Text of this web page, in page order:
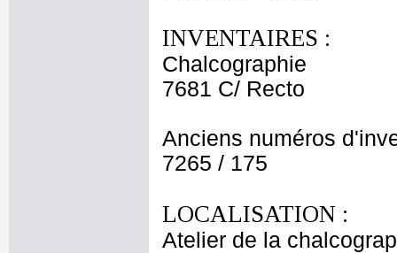
INVENTAIRES :
Chalcographie
7681 C/ Recto
Anciens numéros
7265 / 175
LOCALISATION :
Atelier de la